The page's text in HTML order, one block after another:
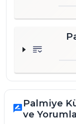
rate_reviewPalmiye
ve